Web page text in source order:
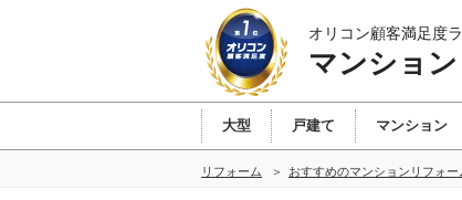
オリコン顧客満足度
マンショ
大型 戸建て マンション
リフォーム おすすめのマンションリフォ